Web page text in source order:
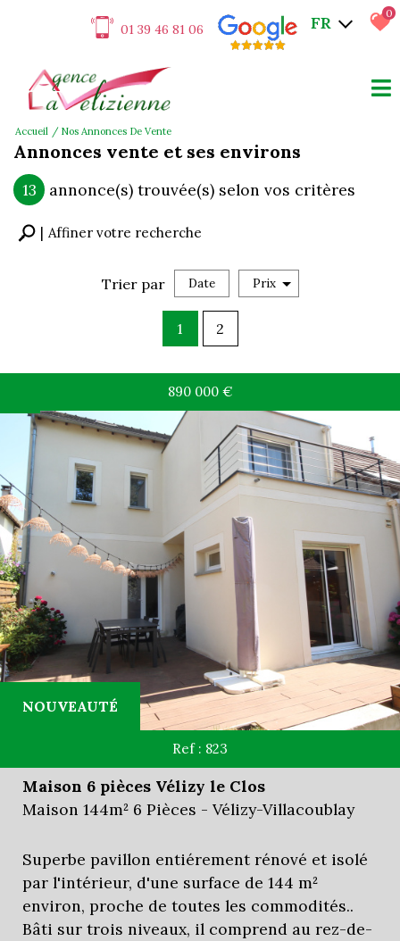
01 39 46 81 06 FR 0
Accueil Nos Annonces De Vente
Annonces vente et ses environs
13 annonce(s) trouvée(s) selon vos critères
Affiner votre recherche
10KM
Critères supplémentaires
RECHERCHER
+ de critères
Trier par Date Prix
1 2
NOUVEAUTÉ
890 000 €
Ref : 823
Maison 6 pièces Vélizy le Clos
Maison 144m² 6 Pièces - Vélizy-Villacoublay
Superbe pavillon entiérement rénové et isolé
par l'intérieur, d'une surface de 144 m²
environ, proche de toutes les commodités..
Bâti sur trois niveaux, il comprend au rez-de-